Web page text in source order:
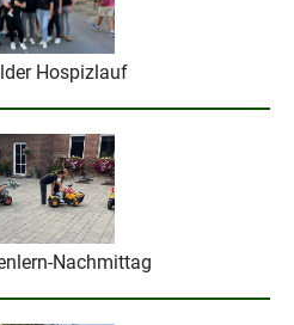
Hospizlauf
Nachmittag